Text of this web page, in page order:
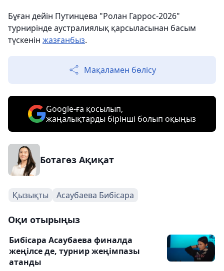
Бұған дейін Путинцева "Ролан Гаррос-2026"
турнирінде аустралиялық қарсыласынан басым
түскенін жазғанбыз.
Мақаламен бөлісу
Google-ға қосылып,
жаңалықтарды бірінші болып оқыңыз
Ботагөз Ақиқат
Қызықты Асаубаева Бибісара
Оқи отырыңыз
Бибісара Асаубаева финалда
жеңілсе де, турнир жеңімпазы
атанды